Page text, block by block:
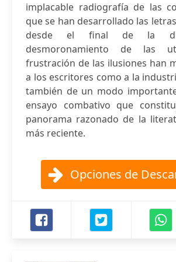
implacable radiografía de las
que se han desarrollado las
desde el final de la
desmoronamiento de las
frustración de las ilusiones han
a los escritores como a la
también de un modo
ensayo combativo que
panorama razonado de la
más reciente.
Opciones de